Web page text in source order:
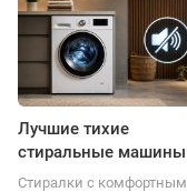
Лучшие тихие
стиральные машины
Стиралки с комфортным